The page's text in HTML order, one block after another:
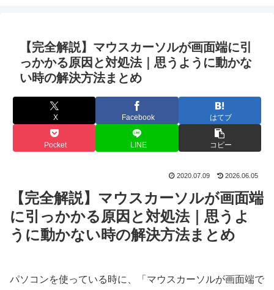
【完全解説】マウスカーソルが画面端に引
っかかる原因と対処法｜思うように動かな
い時の解決方法まとめ
X Facebook はてブ
Pocket LINE コピー
2020.07.09 2026.06.05
【完全解説】マウスカーソルが画面端
に引っかかる原因と対処法｜思うよ
うに動かない時の解決方法まとめ
パソコンを使っている時に、「マウスカーソルが画面端で